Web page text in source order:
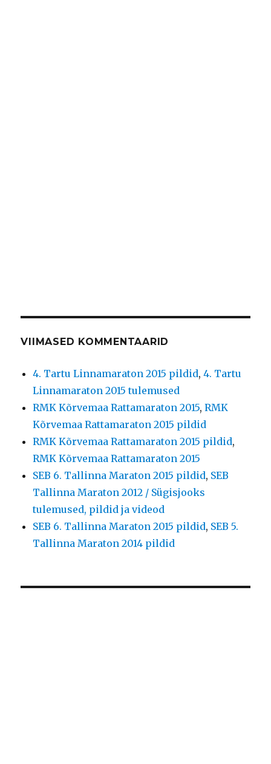
VIIMASED KOMMENTAARID
4. Tartu Linnamaraton 2015 pildid,4. Tartu
Linnamaraton 2015 tulemused
RMK Kõrvemaa Rattamaraton 2015,RMK
Kõrvemaa Rattamaraton 2015 pildid
RMK Kõrvemaa Rattamaraton 2015 pildid,
RMK Kõrvemaa Rattamaraton 2015
SEB 6. Tallinna Maraton 2015 pildid, SEB
Tallinna Maraton 2012 / Sügisjooks
tulemused, pildid ja videod
SEB 6. Tallinna Maraton 2015 pildid, SEB 5.
Tallinna Maraton 2014 pildid